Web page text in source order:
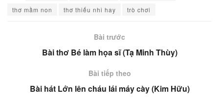
thơ mầm non
thơ thiếu nhi hay trò chơi
Bài trước
Bài thơ Bé làm họa sĩ (Tạ Minh Thùy)
Bài tiếp theo
Bài hát Lớn lên cháu lái máy cày (Kim Hữu)